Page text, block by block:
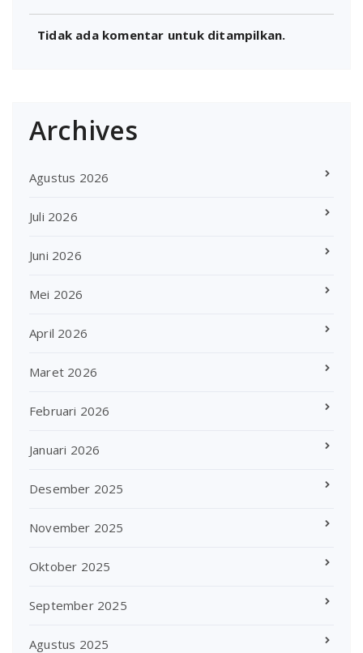
Tidak ada komentar untuk ditampilkan.
Archives
Agustus 2026
Juli 2026
Juni 2026
Mei 2026
April 2026
Maret 2026
Februari 2026
Januari 2026
Desember 2025
November 2025
Oktober 2025
September 2025
Agustus 2025